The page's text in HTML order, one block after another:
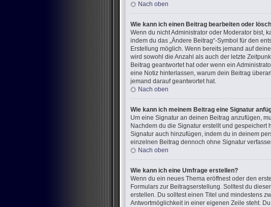
Nach oben
Wie kann ich einen Beitrag bearbeiten oder
Wenn du nicht Administrator oder Moderator bist,
indem du das „Ändere Beitrag“-Symbol für den
Erstellung möglich. Wenn bereits jemand auf
wird sowohl die Anzahl als auch der letzte
Beitrag geantwortet hat oder wenn ein
eine Notiz hinterlassen, warum dein Beitrag
jemand darauf geantwortet hat.
Nach oben
Wie kann ich meinem Beitrag eine Signatur
Um eine Signatur an deinen Beitrag anzufügen,
Nachdem du die Signatur erstellt und gespeichert
Signatur auch hinzufügen, indem du in deinem
einzelnen Beitrag dennoch ohne Signatur
Nach oben
Wie kann ich eine Umfrage erstellen?
Wenn du ein neues Thema eröffnest oder den
Formulars zur Beitragserstellung. Solltest du
erstellen. Du solltest einen Titel und mindestens
Antwortmöglichkeit in einer eigenen Zeile steht.